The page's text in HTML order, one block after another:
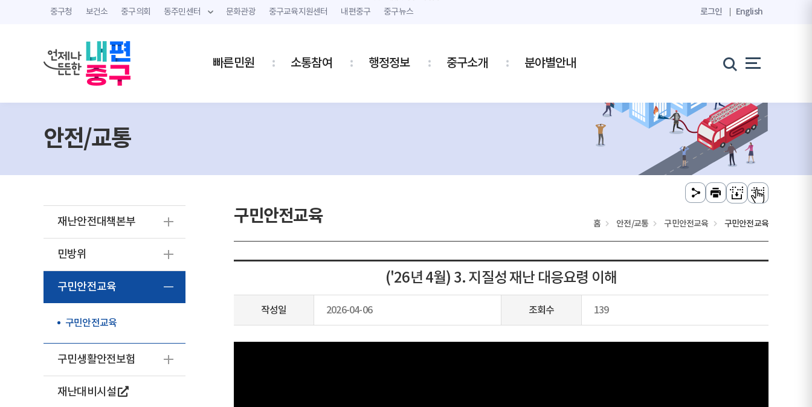
중구청 보건소 중구의회 동주민센터 문화관광 중구교육지원센터 내편중구 중구뉴스 로그인 English
빠른민원 소통참여 행정정보 중구소개 분야별안내
안전/교통
재난안전대책본부
민방위
구민안전교육
구민안전교육
구민생활안전보험
재난대비시설
구민안전교육 홈 안전/교통 구민안전교육 구민안전교육
('26년 4월) 3. 지질성 재난 대응요령 이해
작성일 2026-04-06 조회수 139